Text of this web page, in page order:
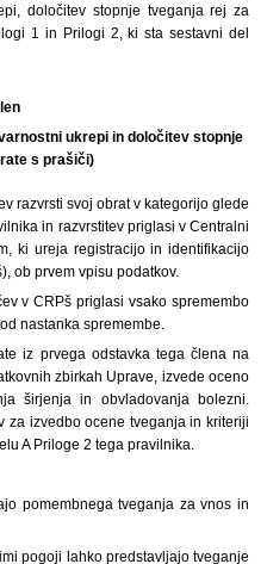
določitev stopnje tveganja rej za
1 in Prilogi 2, ki sta sestavni del
ukrepi in določitev stopnje
s prašiči)
razvrsti svoj obrat v kategorijo glede
in razvrstitev priglasi v Centralni
ki ureja registracijo in identifikacijo
ob prvem vpisu podatkov.
v CRPš priglasi vsako spremembo
nastanka spremembe.
iz prvega odstavka tega člena na
zbirkah Uprave, izvede oceno
širjenja in obvladovanja bolezni.
za izvedbo ocene tveganja in kriteriji
A Priloge 2 tega pravilnika.
pomembnega tveganja za vnos in
pogoji lahko predstavljajo tveganje